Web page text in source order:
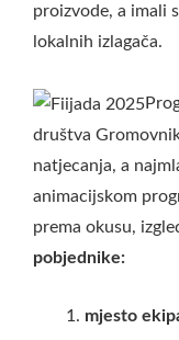
proizvode, a imali
lokalnih izlagača.
društva
natjecanja, a
animacijskom
prema okusu,
pobjednike:
mjesto